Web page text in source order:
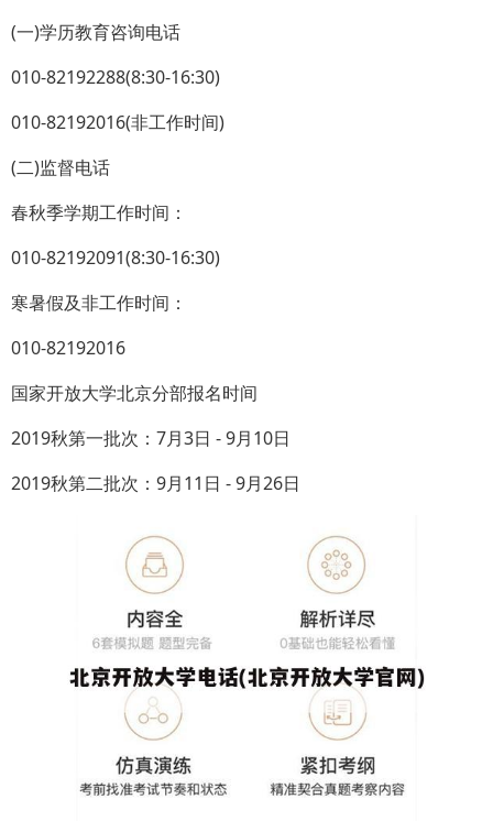
(一)学历教育咨询电话
010-82192288(8:30-16:30)
010-82192016(非工作时间)
(二)监督电话
春秋季学期工作时间：
010-82192091(8:30-16:30)
寒暑假及非工作时间：
010-82192016
国家开放大学北京分部报名时间
2019秋第一批次：7月3日 - 9月10日
2019秋第二批次：9月11日 - 9月26日